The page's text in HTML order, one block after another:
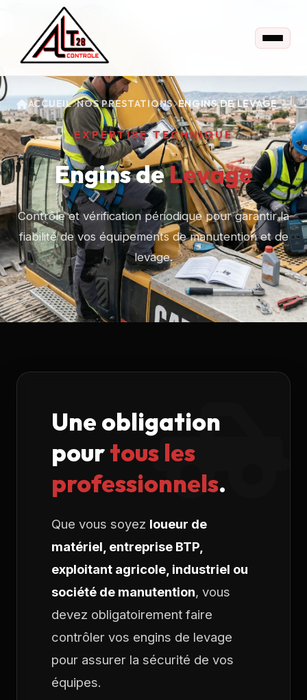
ACCUEIL NOS PRESTATIONS ENGINS DE LEVAGE
EXPERTISE TECHNIQUE
Engins deLevage
Contrôle et vérification périodique pour garantir la
fiabilité de vos équipements de manutention et de
levage.
Une obligation
pourtous les
professionnels.
Que vous soyez loueur de
matériel, entreprise BTP,
exploitant agricole, industriel ou
société de manutention, vous
devez obligatoirement faire
contrôler vos engins de levage
pour assurer la sécurité de vos
équipes.